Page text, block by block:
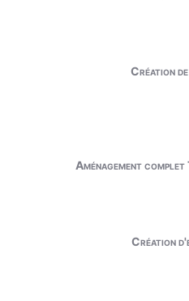
Création
Aménagement
Création